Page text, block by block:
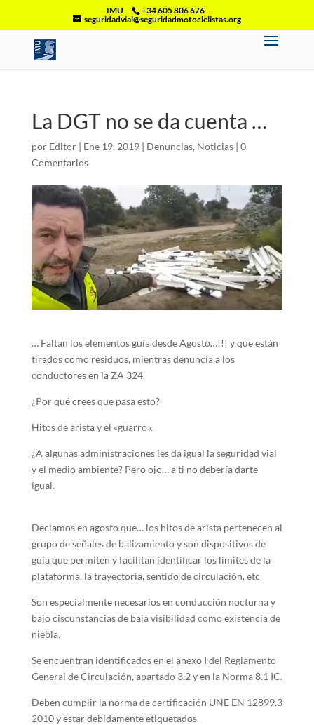
IMU
+34 605 806 676
seguridadvial@seguridadmotociclistas.org
La DGT no se da cuenta …
por Editor| Ene 19, 2019| Denuncias, Noticias| 0
Comentarios
… Faltan los elementos guía desde Agosto…!!! y que están
tirados como residuos, mientras denuncia a los
conductores en la ZA 324.
¿Por qué crees que pasa esto?
Hitos de arista y el «guarro».
¿A algunas administraciones les da igual la seguridad vial
y el medio ambiente? Pero ojo… a ti no debería darte
igual.
Deciamos en agosto que… los hitos de arista pertenecen al
grupo de señales de balizamiento y son dispositivos de
guía que permiten y facilitan identificar los limites de la
plataforma, la trayectoria, sentido de circulación, etc
Son especialmente necesarios en conducción nocturna y
bajo ciscunstancias de baja visibilidad como existencia de
niebla.
Se encuentran identificados en el anexo I del Reglamento
General de Circulación, apartado 3.2 y en la Norma 8.1 IC.
Deben cumplir la norma de certificación UNE EN 12899.3
2010 y estar debidamente etiquetados.